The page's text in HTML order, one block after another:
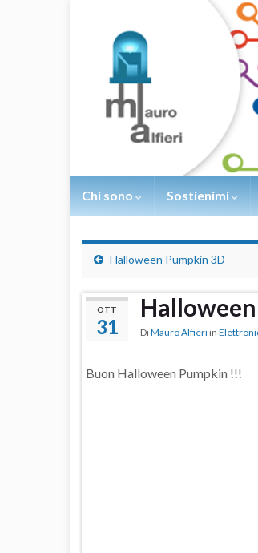
Chi sono Sostienimi
Halloween Pumpkin 3D
OTT
31 DiMauro Alfieri in
Buon Halloween Pumpkin !!!